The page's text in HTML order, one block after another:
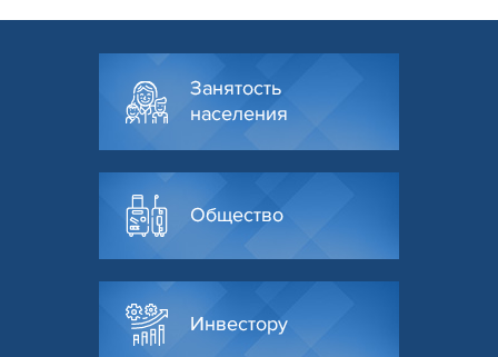
Занятость
населения
Общество
Инвестору